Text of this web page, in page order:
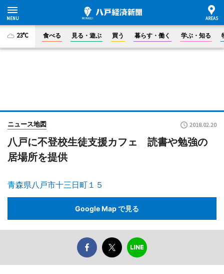
23°C 食べる 見る・遊ぶ 買う 暮らす・働く 学ぶ・知る
ニュース地図 2018.02.20
八戸に不登校生徒支援カフェ 読書や勉強の
居場所を提供
青森県八戸市十三日町１５
Google Map で見る